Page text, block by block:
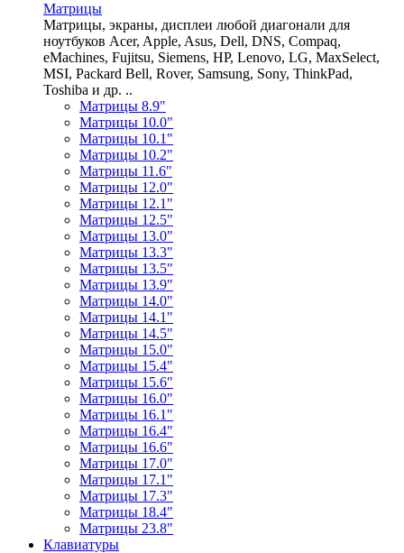
Матрицы
Матрицы, экраны, дисплеи любой диагонали для
ноутбуков Acer, Apple, Asus, Dell, DNS, Compaq,
eMachines, Fujitsu, Siemens, HP, Lenovo, LG, MaxSelect,
MSI, Packard Bell, Rover, Samsung, Sony, ThinkPad,
Toshiba и др. ..
Матрицы 8.9"
Матрицы 10.0"
Матрицы 10.1"
Матрицы 10.2"
Матрицы 11.6"
Матрицы 12.0"
Матрицы 12.1"
Матрицы 12.5"
Матрицы 13.0"
Матрицы 13.3"
Матрицы 13.5"
Матрицы 13.9"
Матрицы 14.0"
Матрицы 14.1"
Матрицы 14.5"
Матрицы 15.0"
Матрицы 15.4"
Матрицы 15.6"
Матрицы 16.0"
Матрицы 16.1"
Матрицы 16.4"
Матрицы 16.6"
Матрицы 17.0"
Матрицы 17.1"
Матрицы 17.3"
Матрицы 18.4"
Матрицы 23.8"
Клавиатуры